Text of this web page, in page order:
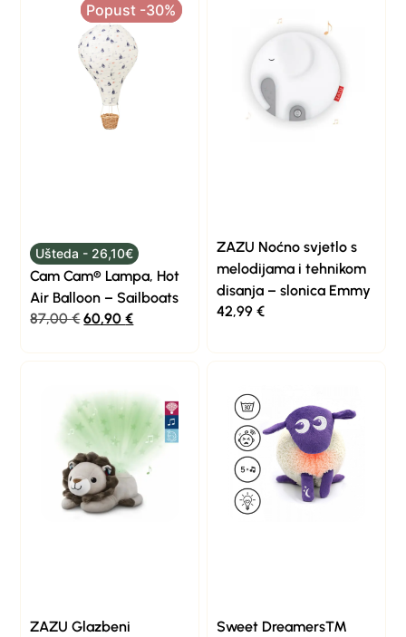
Popust -30%
Popust -30%
Ušteda - 26,10€
Cam Cam® Lampa, Hot
Air Balloon – Sailboats
87,00€ 60,90€
ZAZU Noćno svjetlo s
melodijama i tehnikom
disanja – slonica Emmy
42,99 €
ZAZU Glazbeni
Sweet Dreamers™